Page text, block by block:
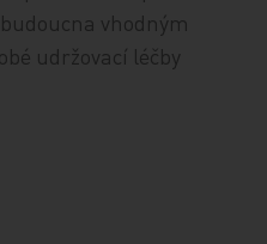
vhodným
udržovací léčby